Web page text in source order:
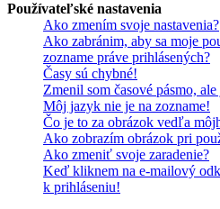
Používateľské nastavenia
Ako zmením svoje nastavenia?
Ako zabránim, aby sa moje
zozname práve prihlásených?
Časy sú chybné!
Zmenil som časové pásmo,
Môj jazyk nie je na zozname!
Čo je to za obrázok vedľa
Ako zobrazím obrázok pri
Ako zmeniť svoje zaradenie?
Keď kliknem na e-mailový
k prihláseniu!